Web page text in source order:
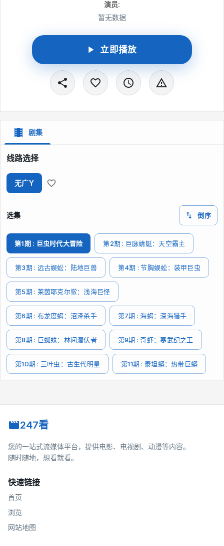
演员:
暂无数据
立即播放
剧集
线路选择
无广Y
选集 倒序
第1期 : 巨虫时代大冒险 第2期 : 巨脉蜻蜓：天空霸主
第3期 : 远古蜈蚣：陆地巨兽 第4期 : 节胸蜈蚣：装甲巨虫
第5期 : 莱茵耶克尔鲎：浅海巨怪
第6期 : 布龙度蝎：沼泽杀手 第7期 : 海蝎：深海猎手
第8期 : 巨蜘蛛：林间潜伏者 第9期 : 奇虾：寒武纪之王
第10期 : 三叶虫：古生代明星 第11期 : 泰坦蟒：热带巨蟒
247看
您的一站式流媒体平台，提供电影、电视剧、动漫等内容。
随时随地，想看就看。
快速链接
首页
浏览
网站地图